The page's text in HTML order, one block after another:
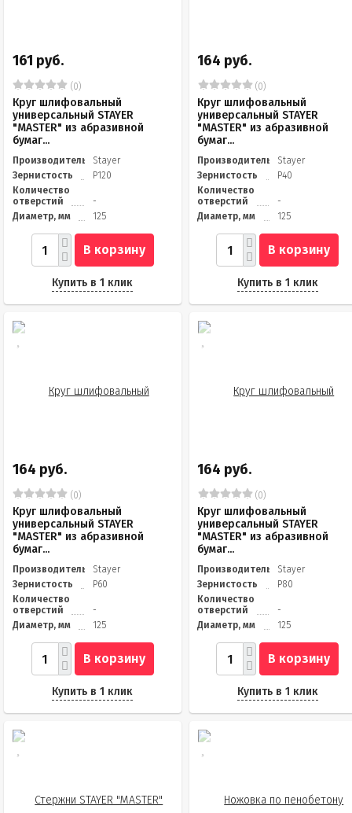
161 руб.
(0)
Круг шлифовальный
универсальный STAYER
"MASTER" из абразивной
бумаг...
Производитель
Stayer
Зернистость
Р120
Количество
отверстий
-
Диаметр, мм
125
В корзину
Купить в 1 клик
164 руб.
(0)
Круг шлифовальный
универсальный STAYER
"MASTER" из абразивной
бумаг...
Производитель
Stayer
Зернистость
Р40
Количество
отверстий
-
Диаметр, мм
125
В корзину
Купить в 1 клик
164 руб.
(0)
Круг шлифовальный
универсальный STAYER
"MASTER" из абразивной
бумаг...
Производитель
Stayer
Зернистость
Р60
Количество
отверстий
-
Диаметр, мм
125
В корзину
Купить в 1 клик
164 руб.
(0)
Круг шлифовальный
универсальный STAYER
"MASTER" из абразивной
бумаг...
Производитель
Stayer
Зернистость
Р80
Количество
отверстий
-
Диаметр, мм
125
В корзину
Купить в 1 клик